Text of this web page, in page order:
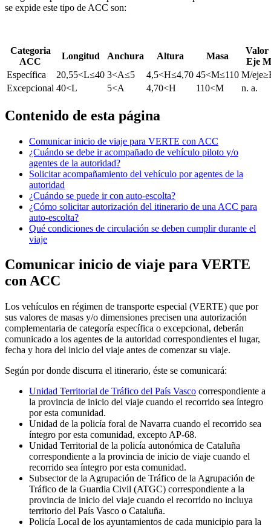
se expide este tipo de ACC son:
Categoria
ACC
Longitud Anchura Altura Masa
Valor
Eje
Específica
20,55<L≤40 3<A≤5 4,5<H≤4,70 45<M≤110 M/
Excepcional 40<L 5<A 4,70<H 110<M n. a.
Contenido de esta página
Comunicar inicio de viaje para VERTE con ACC
¿Cuándo se debe ir acompañado de vehículo piloto y/o
agentes de la autoridad?
Solicitar acompañamiento del vehículo por agentes de la
autoridad
¿Cuándo se puede ir con auto-escolta?
¿Cómo solicitar autorización del itinerario de una ACC para
auto-escolta?
Qué condiciones de circulación se deben cumplir durante el
viaje
Comunicar inicio de viaje para VERTE
con ACC
Los vehículos en régimen de transporte especial (VERTE) que por
sus valores de masas y/o dimensiones precisen una autorización
complementaria de categoría específica o excepcional, deberán
comunicado a los agentes de la autoridad correspondientes el lugar,
fecha y hora del inicio del viaje antes de comenzar su viaje.
Según por donde discurra el itinerario, éste se comunicará:
Unidad Territorial de Tráfico del País Vasco correspondiente a
la provincia de inicio del viaje cuando el recorrido sea íntegro
por esta comunidad.
Unidad de la policía foral de Navarra cuando el recorrido sea
íntegro por esta comunidad, excepto AP-68.
Unidad Territorial de la policía autonómica de Cataluña
correspondiente a la provincia de inicio de viaje cuando el
recorrido sea íntegro por esta comunidad.
Subsector de la Agrupación de Tráfico de la Agrupación de
Tráfico de la Guardia Civil (ATGC) correspondiente a la
provincia de inicio del viaje cuando el recorrido no incluya
territorio del País Vasco o Cataluña.
Policía Local de los ayuntamientos de cada municipio para la